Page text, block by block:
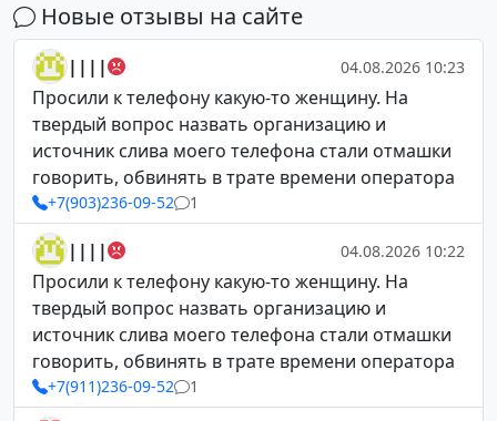
Новые отзывы на сайте
|||| 04.08.2026 10:23
Просили к телефону какую-то женщину. На
твердый вопрос назвать организацию и
источник слива моего телефона стали отмашки
говорить, обвинять в трате времени оператора
+7(903)236-09-52 1
|||| 04.08.2026 10:22
Просили к телефону какую-то женщину. На
твердый вопрос назвать организацию и
источник слива моего телефона стали отмашки
говорить, обвинять в трате времени оператора
+7(911)236-09-52 1